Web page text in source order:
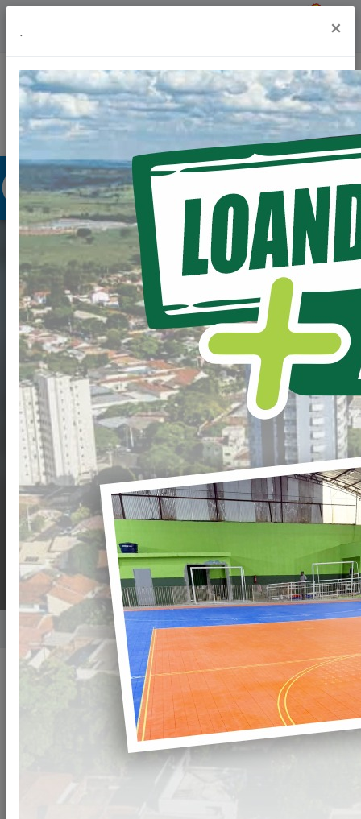
EDITAL DE
CHAMAMENTO
PÚBLICO PARA FINS
DE
CREDENCIAMENTO
Nº. 010/2022-PML
PROCESSO Nº.
124/2022-PML
Notícias
Publicado em: 24/05/2022 09:09
. ×